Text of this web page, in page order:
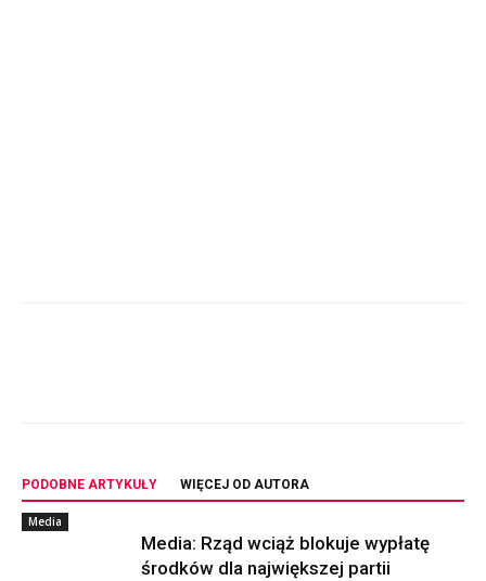
PODOBNE ARTYKUŁY WIĘCEJ OD AUTORA
Media
Media: Rząd wciąż blokuje wypłatę
środków dla największej partii